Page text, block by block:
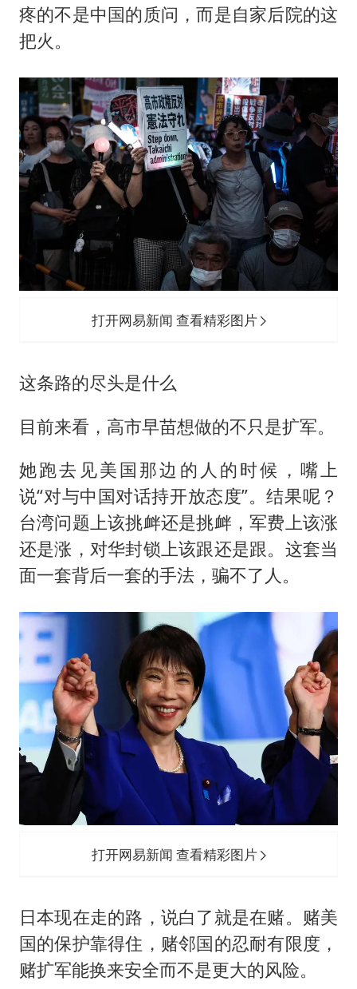
疼的不是中国的质问，而是自家后院的这
把火。
打开网易新闻 查看精彩图片
这条路的尽头是什么
目前来看，高市早苗想做的不只是扩军。
她跑去见美国那边的人的时候，嘴上
说“对与中国对话持开放态度”。结果呢？
台湾问题上该挑衅还是挑衅，军费上该涨
还是涨，对华封锁上该跟还是跟。这套当
面一套背后一套的手法，骗不了人。
打开网易新闻 查看精彩图片
日本现在走的路，说白了就是在赌。赌美
国的保护靠得住，赌邻国的忍耐有限度，
赌扩军能换来安全而不是更大的风险。